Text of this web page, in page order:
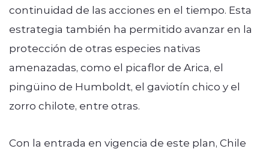
continuidad de las acciones en el tiempo. Esta
estrategia también ha permitido avanzar en la
protección de otras especies nativas
amenazadas, como el picaflor de Arica, el
pingüino de Humboldt, el gaviotín chico y el
zorro chilote, entre otras.
Con la entrada en vigencia de este plan, Chile